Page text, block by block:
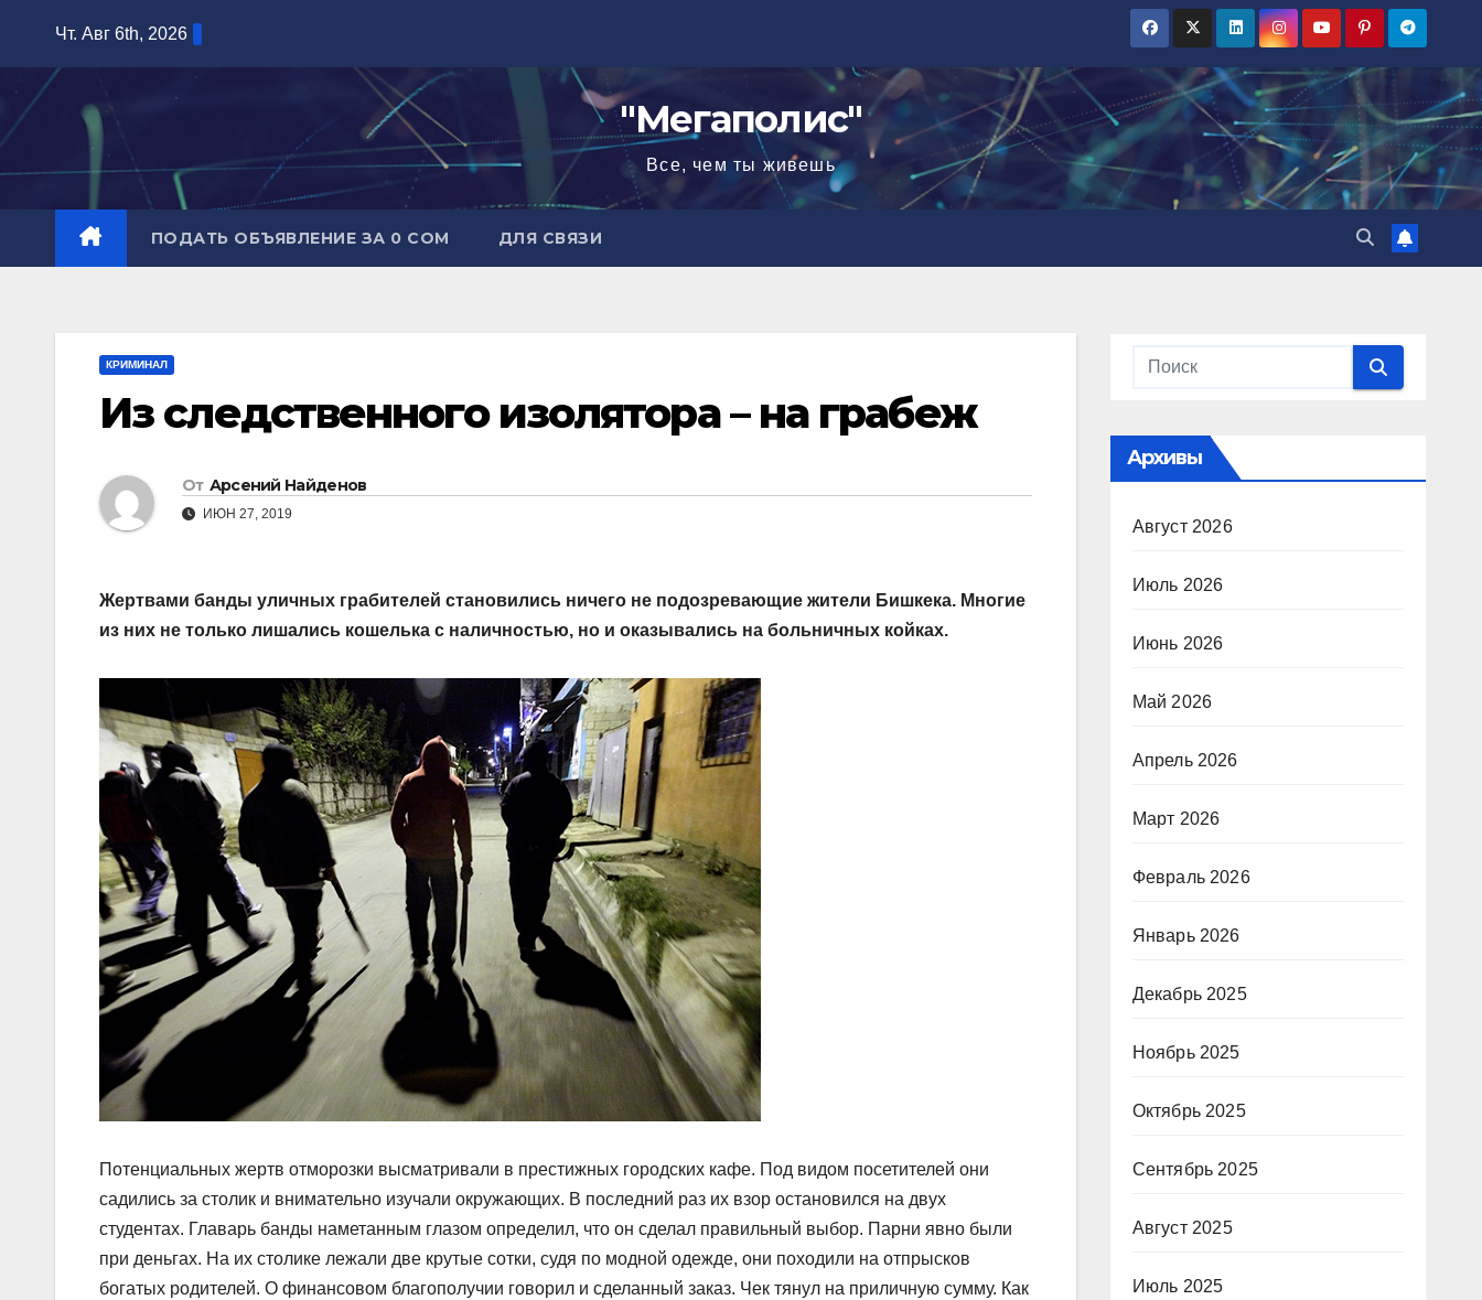
содержимому
Чт. Авг 6th, 2026
"Мегаполис"
Все, чем ты живешь
ПОДАТЬ ОБЪЯВЛЕНИЕ ЗА 0 СОМ ДЛЯ СВЯЗИ
КРИМИНАЛ
Из следственного изолятора – на грабеж
От Арсений Найденов
ИЮН 27, 2019
Жертвами банды уличных грабителей становились ничего не подозревающие жители Бишкека. Многие
из них не только лишались кошелька с наличностью, но и оказывались на больничных койках.
Потенциальных жертв отморозки высматривали в престижных городских кафе. Под видом посетителей они
садились за столик и внимательно изучали окружающих. В последний раз их взор остановился на двух
студентах. Главарь банды наметанным глазом определил, что он сделал правильный выбор. Парни явно были
при деньгах. На их столике лежали две крутые сотки, судя по модной одежде, они походили на отпрысков
богатых родителей. О финансовом благополучии говорил и сделанный заказ. Чек тянул на приличную сумму. Как
Архивы
Август 2026
Июль 2026
Июнь 2026
Май 2026
Апрель 2026
Март 2026
Февраль 2026
Январь 2026
Декабрь 2025
Ноябрь 2025
Октябрь 2025
Сентябрь 2025
Август 2025
Июль 2025